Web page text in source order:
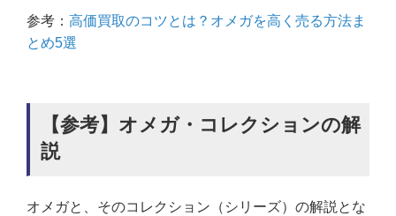
参考： 高価買取のコツとは？オメガを高く売る方法ま
とめ5選
【参考】オメガ・コレクションの解
説
オメガと、そのコレクション（シリーズ）の解説とな